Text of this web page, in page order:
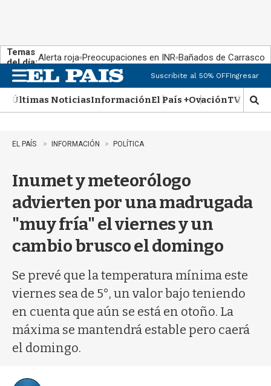
Temas
del día:Alerta roja Preocupaciones en INR Bañados de Carrasco
n
u
Suscribite al 50% OFFIngresar
Últimas NoticiasInformaciónEl País +OvaciónTV Show
M
o
EL PAÍS INFORMACIÓN POLÍTICA
Inumet y meteorólogo
advierten por una madrugada
"muy fría" el viernes y un
cambio brusco el domingo
Se prevé que la temperatura mínima este
viernes sea de 5°, un valor bajo teniendo
en cuenta que aún se está en otoño. La
máxima se mantendrá estable pero caerá
el domingo.